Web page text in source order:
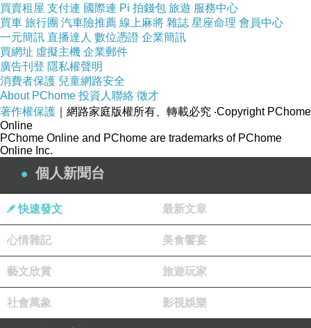
買賣租屋 支付連 國際連 Pi 拍錢包 旅遊 服務中心
買車 旅行團 汽車險推薦 線上麻將 雜誌 星座命理 會員中心
一元簡訊 直播達人 數位憑證 企業簡訊
買網址 虛擬主機 企業郵件
廣告刊登 隱私權聲明
消費者保護 兒童網路安全
About PChome 投資人聯絡 徵才
著作權保護 ｜網路家庭版權所有、轉載必究 ‧Copyright PChome
Online
PChome Online and PChome are trademarks of PChome
Online Inc.
個人新聞台
快速發文 最新文章
心情雜記 美食饗宴
藝文欣賞 旅遊玩家
社會萬象 影視娛樂